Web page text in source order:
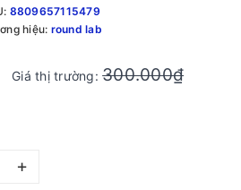
8809657115479
hiệu: round lab
Giá thị trường:300.000₫
+